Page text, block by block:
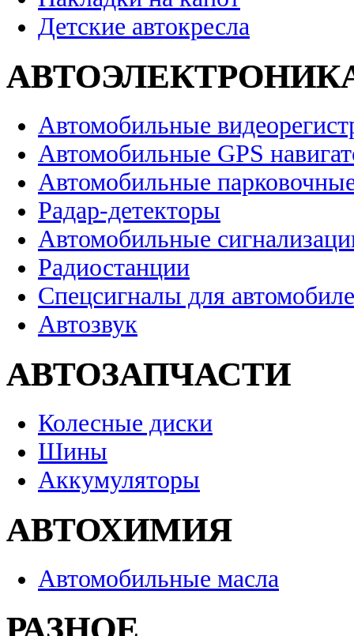
Детские автокресла
Автомобильные
Автомобильные GPS
Автомобильные
Радар-детекторы
Автомобильные
Радиостанции
Спецсигналы для
Автозвук
АВТОЗАПЧАСТИ
Колесные диски
Шины
Аккумуляторы
АВТОХИМИЯ
Автомобильные масла
РАЗНОЕ